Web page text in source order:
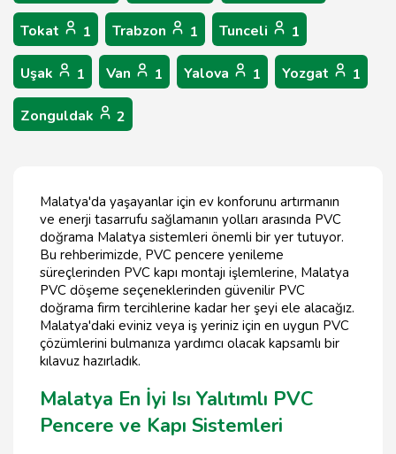
Tokat 1 Trabzon 1 Tunceli 1
Uşak 1 Van 1 Yalova 1 Yozgat 1
Zonguldak 2
Malatya'da yaşayanlar için ev konforunu artırmanın
ve enerji tasarrufu sağlamanın yolları arasında PVC
doğrama Malatya sistemleri önemli bir yer tutuyor.
Bu rehberimizde, PVC pencere yenileme
süreçlerinden PVC kapı montajı işlemlerine, Malatya
PVC döşeme seçeneklerinden güvenilir PVC
doğrama firm tercihlerine kadar her şeyi ele alacağız.
Malatya'daki eviniz veya iş yeriniz için en uygun PVC
çözümlerini bulmanıza yardımcı olacak kapsamlı bir
kılavuz hazırladık.
Malatya En İyi Isı Yalıtımlı PVC
Pencere ve Kapı Sistemleri